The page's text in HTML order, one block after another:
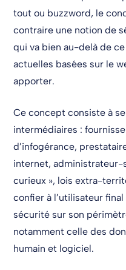
tout ou buzzword, le
contraire une notion de
qui va bien au-delà de
actuelles basées sur le
apporter.
Ce concept consiste à
intermédiaires :
d’infogérance,
internet, administrateur-
curieux », lois extra-
confier à l’utilisateur
sécurité sur son
notamment celle des
humain et logiciel.